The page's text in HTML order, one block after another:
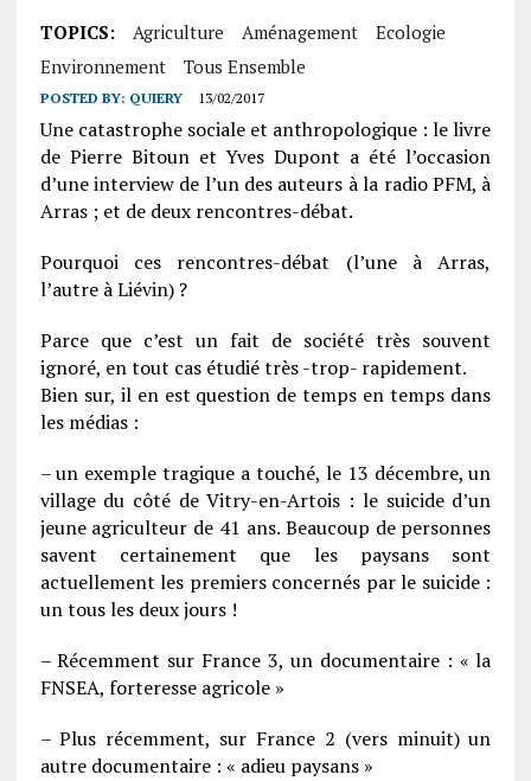
TOPICS: Agriculture Aménagement
Ecologie
Environnement
Tous Ensemble
POSTED BY: QUIERY 13/02/2017
Une catastrophe sociale et anthropologique : le livre
de Pierre Bitoun et Yves Dupont a été l’occasion
d’une interview de l’un des auteurs à la radio PFM, à
Arras ; et de deux rencontres-débat.
Pourquoi ces rencontres-débat (l’une à Arras,
l’autre à Liévin) ?
Parce que c’est un fait de société très souvent
ignoré, en tout cas étudié très -trop- rapidement.
Bien sur, il en est question de temps en temps dans
les médias :
– un exemple tragique a touché, le 13 décembre, un
village du côté de Vitry-en-Artois : le suicide d’un
jeune agriculteur de 41 ans. Beaucoup de personnes
savent certainement que les paysans sont
actuellement les premiers concernés par le suicide :
un tous les deux jours !
– Récemment sur France 3, un documentaire : « la
FNSEA, forteresse agricole »
– Plus récemment, sur France 2 (vers minuit) un
autre documentaire : « adieu paysans »